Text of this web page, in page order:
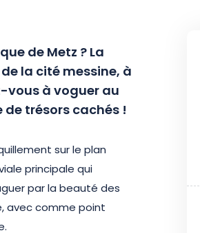
de Metz ? La
la cité messine, à
vous à voguer au
trésors cachés !
sur le plan
principale qui
par la beauté des
avec comme point